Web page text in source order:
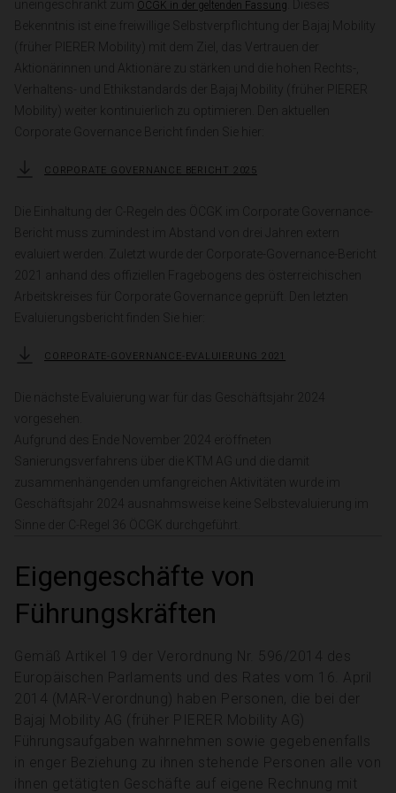
uneingeschränkt zum
ÖCGK in der geltenden Fassung
. Dieses
Bekenntnis ist eine freiwillige Selbstverpflichtung der Bajaj Mobility
(früher PIERER Mobility) mit dem Ziel, das Vertrauen der
Aktionärinnen und Aktionäre zu stärken und die hohen Rechts-,
Verhaltens- und Ethikstandards der Bajaj Mobility (früher PIERER
Mobility) weiter kontinuierlich zu optimieren. Den aktuellen
Corporate Governance Bericht finden Sie hier:
Corporate Governance Bericht 2025
Die Einhaltung der C-Regeln des ÖCGK im Corporate Governance-
Bericht muss zumindest im Abstand von drei Jahren extern
evaluiert werden. Zuletzt wurde der Corporate-Governance-Bericht
2021 anhand des offiziellen Fragebogens des österreichischen
Arbeitskreises für Corporate Governance geprüft. Den letzten
Evaluierungsbericht finden Sie hier:
Corporate-Governance-Evaluierung 2021
Die nächste Evaluierung war für das Geschäftsjahr 2024
vorgesehen.
Aufgrund des Ende November 2024 eröffneten
Sanierungsverfahrens über die KTM AG und die damit
zusammenhängenden umfangreichen Aktivitäten wurde im
Geschäftsjahr 2024 ausnahmsweise keine Selbstevaluierung im
Sinne der C-Regel 36 ÖCGK durchgeführt.
Eigengeschäfte von
Führungskräften
Gemäß Artikel 19 der Verordnung Nr. 596/2014 des
Europäischen Parlaments und des Rates vom 16. April
2014 (MAR-Verordnung) haben Personen, die bei der
Bajaj Mobility AG (früher PIERER Mobility AG)
Führungsaufgaben wahrnehmen sowie gegebenenfalls
in enger Beziehung zu ihnen stehende Personen alle von
ihnen getätigten Geschäfte auf eigene Rechnung mit